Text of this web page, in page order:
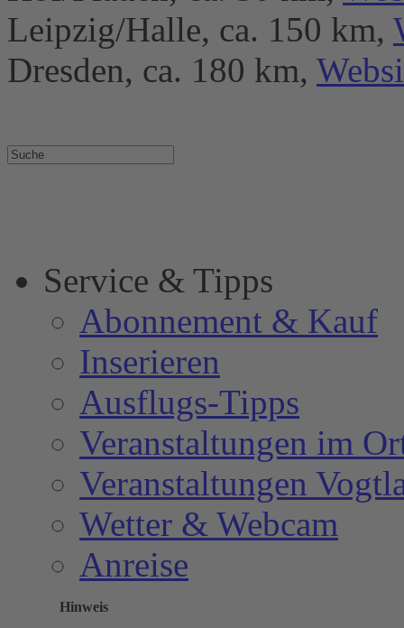
Leipzig/Halle, ca. 150 km,
Dresden, ca. 180 km,
Service & Tipps
Abonnement & Kauf
Inserieren
Ausflugs-Tipps
Veranstaltungen im
Veranstaltungen
Wetter & Webcam
Anreise
Hinweis